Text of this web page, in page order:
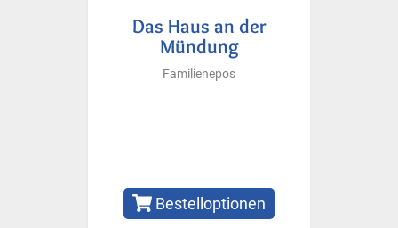
Das Haus an der
Mündung
Familienepos
Bestelloptionen